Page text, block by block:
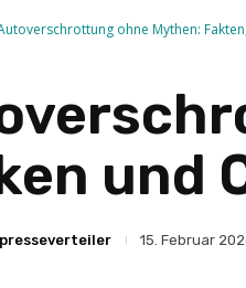
ohne Mythen:
und
15. Februar